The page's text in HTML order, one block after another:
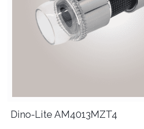
Dino-Lite AM4013MZT4